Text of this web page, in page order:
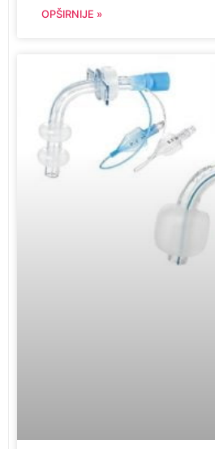
OPŠIRNIJE »